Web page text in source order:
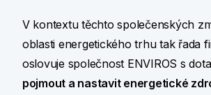
V kontextu těchto společenských
oblasti energetického trhu tak řada
oslovuje společnost ENVIROS s
pojmout a nastavit energetické